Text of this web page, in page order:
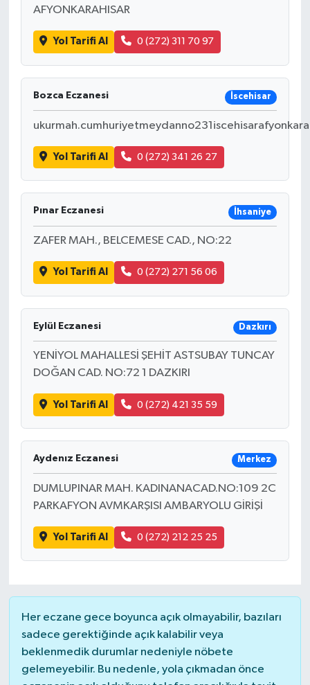
AFYONKARAHISAR
Yol Tarifi Al 0 (272) 311 70 97
Bozca Eczanesi İscehisar
Yol Tarifi Al 0 (272) 341 26 27
Pınar Eczanesi İhsaniye
ZAFER MAH., BELCEMESE CAD., NO:22
Yol Tarifi Al 0 (272) 271 56 06
Eylül Eczanesi Dazkırı
YENİYOL MAHALLESİ ŞEHİT ASTSUBAY TUNCAY
DOĞAN CAD. NO:72 1 DAZKIRI
Yol Tarifi Al 0 (272) 421 35 59
Aydenız Eczanesi Merkez
DUMLUPINAR MAH. KADINANACAD.NO:109 2C
PARKAFYON AVMKARŞISI AMBARYOLU GİRİŞİ
Yol Tarifi Al 0 (272) 212 25 25
Her eczane gece boyunca açık olmayabilir, bazıları
sadece gerektiğinde açık kalabilir veya
beklenmedik durumlar nedeniyle nöbete
gelemeyebilir. Bu nedenle, yola çıkmadan önce